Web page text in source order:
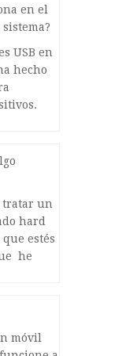
en el
USB en
hecho
tratar un
hard
estés
he
móvil